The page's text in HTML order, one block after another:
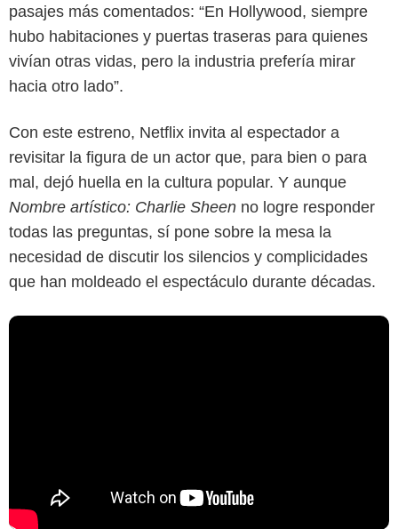
pasajes más comentados: “En Hollywood, siempre
hubo habitaciones y puertas traseras para quienes
vivían otras vidas, pero la industria prefería mirar
hacia otro lado”.
Con este estreno, Netflix invita al espectador a
revisitar la figura de un actor que, para bien o para
mal, dejó huella en la cultura popular. Y aunque
Nombre artístico: Charlie Sheen no logre responder
todas las preguntas, sí pone sobre la mesa la
necesidad de discutir los silencios y complicidades
que han moldeado el espectáculo durante décadas.